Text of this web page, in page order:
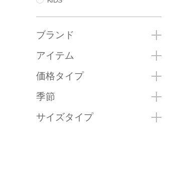
ブランド
アイテム
価格タイプ
季節
サイズタイプ